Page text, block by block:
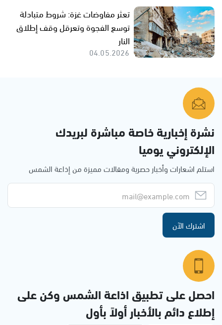
تعثر مفاوضات غزة: شروط متبادلة
توسع الفجوة وتعرقل وقف إطلاق
النار
04.05.2026
نشرة إخبارية خاصة مباشرة لبريدك
الإلكتروني يوميا
استلم اشعارات وأخبار حصرية ومقالات مميزة من إذاعة الشمس
اشترك الآن
احصل على تطبيق اذاعة الشمس وكن على
إطلاع دائم بالأخبار أولاً بأول